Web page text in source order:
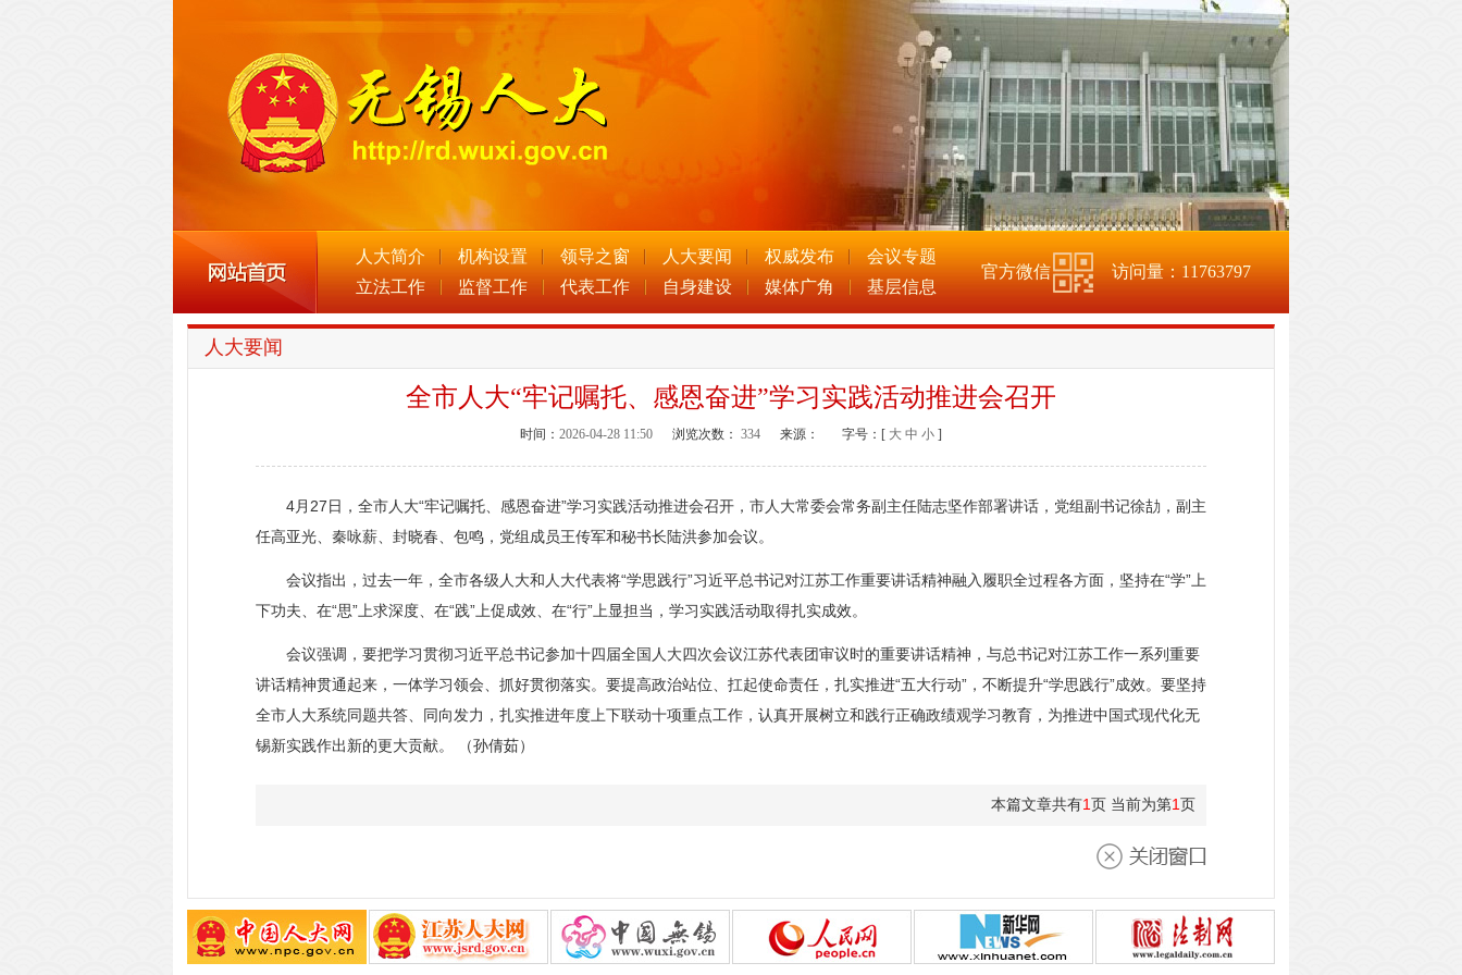
人大简介 机构设置 领导之窗 人大要闻 权威发布
会议专题
立法工作
监督工作 代表工作 自身建设 媒体广角 基层信息
官方微信 访问量： 11763797
人大要闻
全市人大“牢记嘱托、感恩奋进”学习实践活动推进会召开
时间： 2026-04-28 11:50 浏览次数： 334 来源： 字号：[ 大 中 小 ]
4月27日，全市人大“牢记嘱托、感恩奋进”学习实践活动推进会召开，市人大常委会常务副主任陆志坚作部署讲话，党组副书记徐劼，副主
任高亚光、秦咏薪、封晓春、包鸣，党组成员王传军和秘书长陆洪参加会议。
会议指出，过去一年，全市各级人大和人大代表将“学思践行”习近平总书记对江苏工作重要讲话精神融入履职全过程各方面，坚持在“学”上
下功夫、在“思”上求深度、在“践”上促成效、在“行”上显担当，学习实践活动取得扎实成效。
会议强调，要把学习贯彻习近平总书记参加十四届全国人大四次会议江苏代表团审议时的重要讲话精神，与总书记对江苏工作一系列重要
讲话精神贯通起来，一体学习领会、抓好贯彻落实。要提高政治站位、扛起使命责任，扎实推进“五大行动”，不断提升“学思践行”成效。要坚持
全市人大系统同题共答、同向发力，扎实推进年度上下联动十项重点工作，认真开展树立和践行正确政绩观学习教育，为推进中国式现代化无
锡新实践作出新的更大贡献。 （孙倩茹）
本篇文章共有1页 当前为第1页
关闭窗口